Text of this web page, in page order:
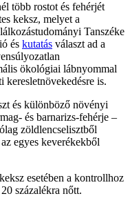
több rostot és fehérjét
keksz, melyet a
Tanszéke
és kutatás választ ad a
ökológiai lábnyommal
keresletnövekedésre is.
és különböző növényi
és barnarizs-fehérje –
zöldlencselisztből
egyes keverékekből
esetében a kontrollhoz
százalékra nőtt.